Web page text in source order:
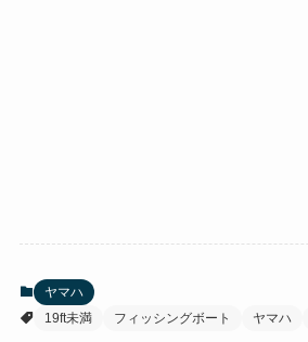
ヤマハ
19ft未満
フィッシングボート ヤマハ